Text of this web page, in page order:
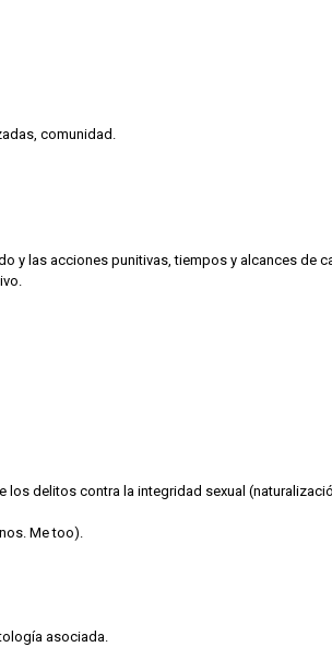
comunidad.
y las acciones punitivas, tiempos y alcances de
delitos contra la integridad sexual
Me too).
asociada.